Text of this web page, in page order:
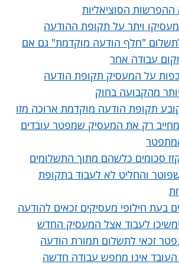
הסוציאליות
ויתר על תקופת ההודעה
"חלף הודעה מוקדמת" גם אם
עבודה אחר
על המעסיק תקופת הודעה
מהקבועה בחוק
תקופת הודעה מוקדמת ארוכה מזו
רק את המעסיק שמפטר עובדים
סכומים כלשהם מתוך התשלומים
והחליט לא לעבוד בתקופת
בעת חילופי מעסיקים זכאים להודעה
לעבוד אצל המעסיק החדש
זכאי לתשלום תמורת הודעה
אינו מחפש עבודה חדשה